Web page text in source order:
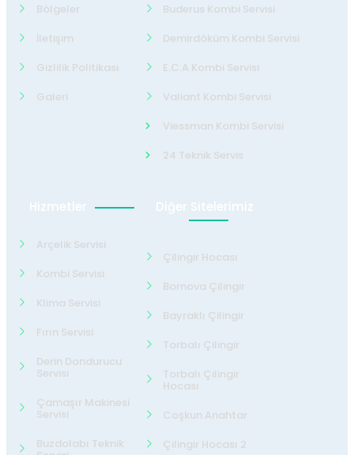
Bölgeler
İletişim
Gizlilik Politikası
Galeri
Buderus Kombi Servisi
Demirdöküm Kombi Servisi
E.C.A Kombi Servisi
Valiant Kombi Servisi
Viessman Kombi Servisi
24 Teknik Servis
Hizmetler
Arçelik Servisi
Kombi Servisi
Klima Servisi
Fırın Servisi
Derin Dondurucu
Servisi
Çamaşır Makinesi
Servisi
Buzdolabı Teknik
Diğer Sitelerimiz
Çilingir Hocası
Bornova Çilingir
Bayraklı Çilingir
Torbalı Çilingir
Torbalı Çilingir
Hocası
Coşkun Anahtar
Çilingir Hocası 2